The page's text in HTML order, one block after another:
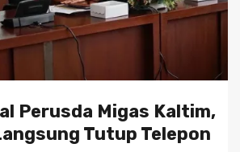
Perusda Migas Kaltim,
Tutup Telepon